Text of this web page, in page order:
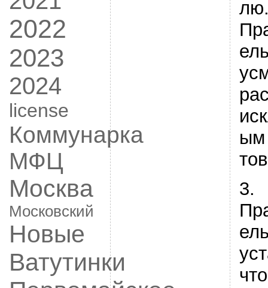
2022
2023
2024
license
Коммунарка
МФЦ
Москва
Московский
Новые
Ватутинки
ым
3.